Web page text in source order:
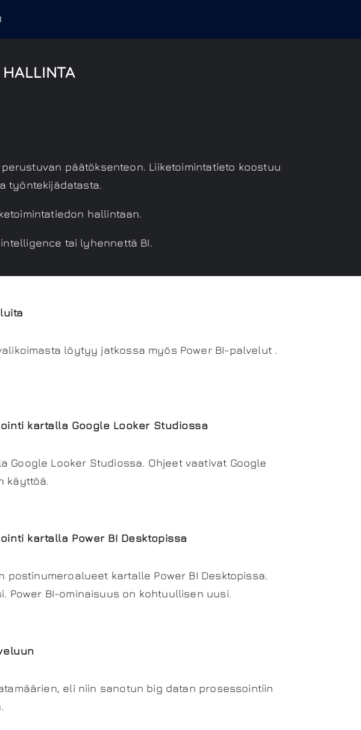
päätöksenteon. Liiketoimintatieto koostuu
työntekijädatasta.
hallintaan.
tai lyhennettä BI.
löytyy jatkossa myös Power BI-palvelut .
kartalla Google Looker Studiossa
Google Looker Studiossa. Ohjeet vaativat Google
käyttöä.
kartalla Power BI Desktopissa
kartalle Power BI Desktopissa.
Power BI-ominaisuus on kohtuullisen uusi.
eli niin sanotun big datan prosessointiin